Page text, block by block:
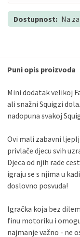
Dostupnost: Na
Puni opis proizvoda
Mini dodatak velikoj
ali snažni Squigzi
nadopuna svakoj
Ovi mali zabavni
privlače djecu svih
Djeca od njih rade
igraju se s njima u
doslovno posvuda!
Igračka koja bez
finu motoriku i
najmanje važno - ne